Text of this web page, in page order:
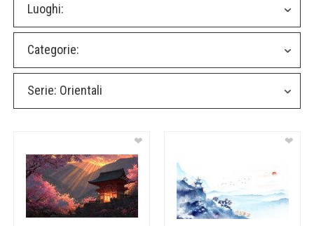
Luoghi:
Categorie:
Serie: Orientali
❤ ❤